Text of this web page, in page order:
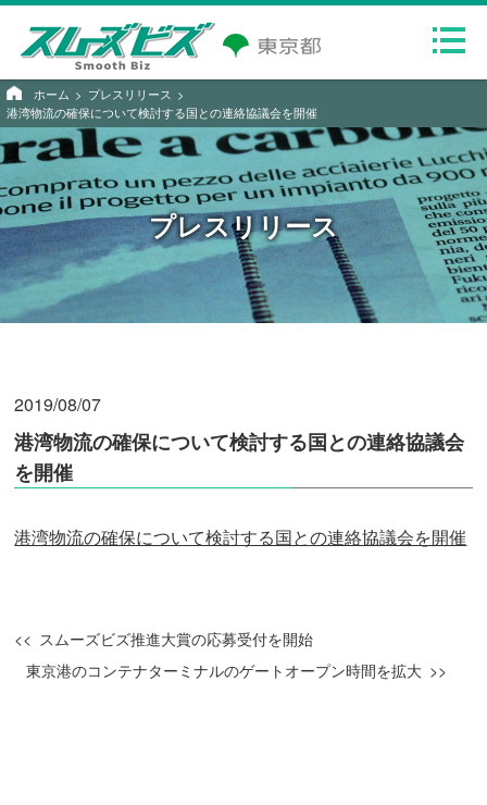
ホーム
プレスリリース
港湾物流の確保について検討する国との連絡協議会を開催
プレスリリース
2019/08/07
港湾物流の確保について検討する国との連絡協議会
を開催
港湾物流の確保について検討する国との連絡協議会を開催
スムーズビズ推進大賞の応募受付を開始
東京港のコンテナターミナルのゲートオープン時間を拡大